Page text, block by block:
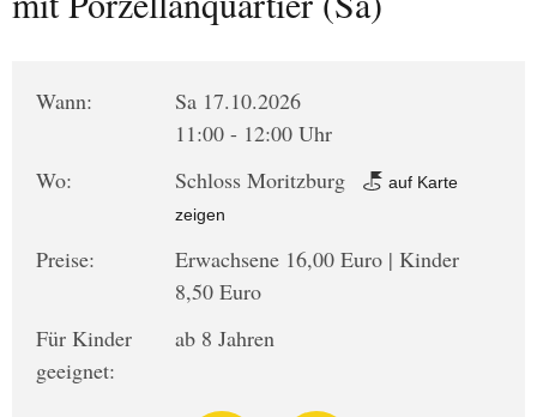
Wann:
Sa 17.10.2026
11:00 - 12:00 Uhr
Wo:
Schloss Moritzburg
auf Karte
zeigen
Preise:
Erwachsene 16,00 Euro | Kinder
8,50 Euro
Für Kinder
geeignet:
ab 8 Jahren